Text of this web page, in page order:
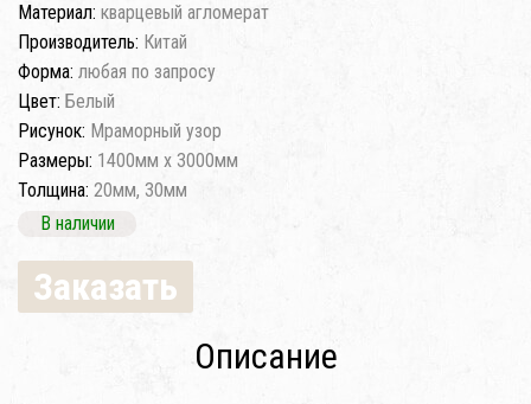
Материал: кварцевый агломерат
Производитель: Китай
Форма: любая по запросу
Цвет: Белый
Рисунок: Мраморный узор
Размеры: 1400мм x 3000мм
Толщина: 20мм, 30мм
В наличии
Заказать
Описание